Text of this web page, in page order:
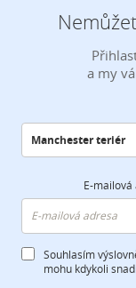
a my
E-
Souhlasím
mohu kdykoli